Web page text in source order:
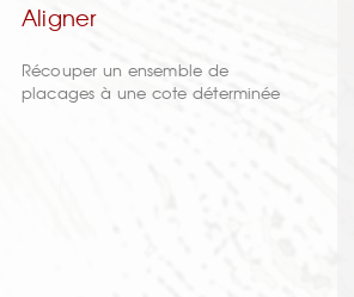
Aligner
Récouper un ensemble de
placages à une cote déterminée